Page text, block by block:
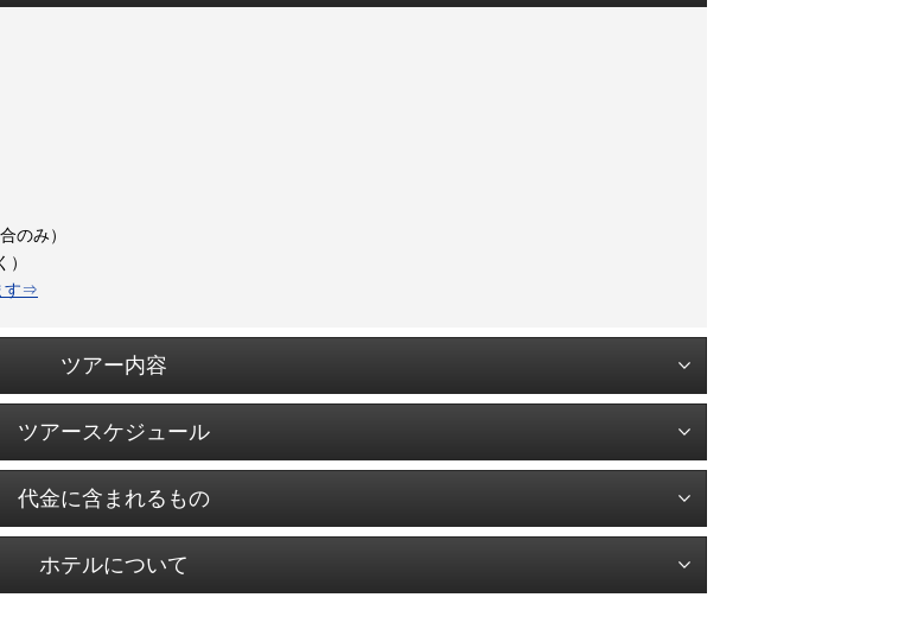
のみ）
す⇒
ツアー内容
ツアースケジュール
代金に含まれるもの
ホテルについて